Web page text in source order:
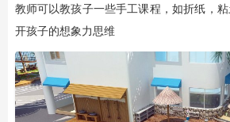
教师可以教孩子一些手工课程，如折纸，
开孩子的想象力思维